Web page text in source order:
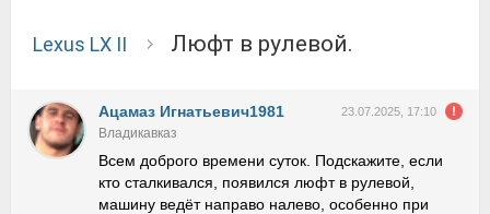
Lexus LX II Люфт в рулевой.
Ацамаз Игнатьевич1981 23.07.2025, 17:10
Владикавказ
Всем доброго времени суток. Подскажите, если
кто сталкивался, появился люфт в рулевой,
машину ведёт направо налево, особенно при